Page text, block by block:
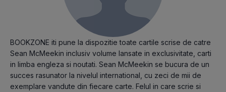
BOOKZONE iti pune la dispozitie toate cartile scrise de catre
Sean McMeekin inclusiv volume lansate in exclusivitate, carti
in limba engleza si noutati. Sean McMeekin se bucura de un
succes rasunator la nivelul international, cu zeci de mii de
exemplare vandute din fiecare carte. Felul in care scrie si